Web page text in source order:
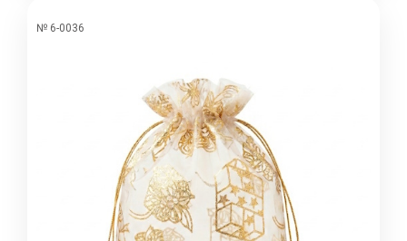
№ 6-0036